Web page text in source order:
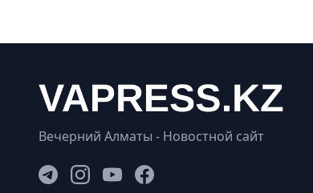
Вечерний Алматы - Новостной сайт